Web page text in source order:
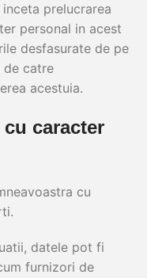
prelucrarea
personal in acest
desfasurate de pe
de catre
acestuia.
caracter
cu
datele pot fi
furnizori de